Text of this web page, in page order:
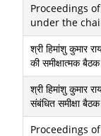
Proceedings
under the
श्री हिमांशु कुमार
की समीक्षात्मक बैठक
श्री हिमांशु कुमार
संबंधित समीक्षा बैठक
Proceedings